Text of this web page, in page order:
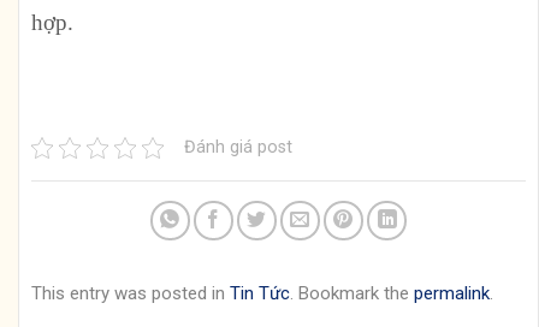
hợp.
Đánh giá post
This entry was posted in Tin Tức. Bookmark the permalink.